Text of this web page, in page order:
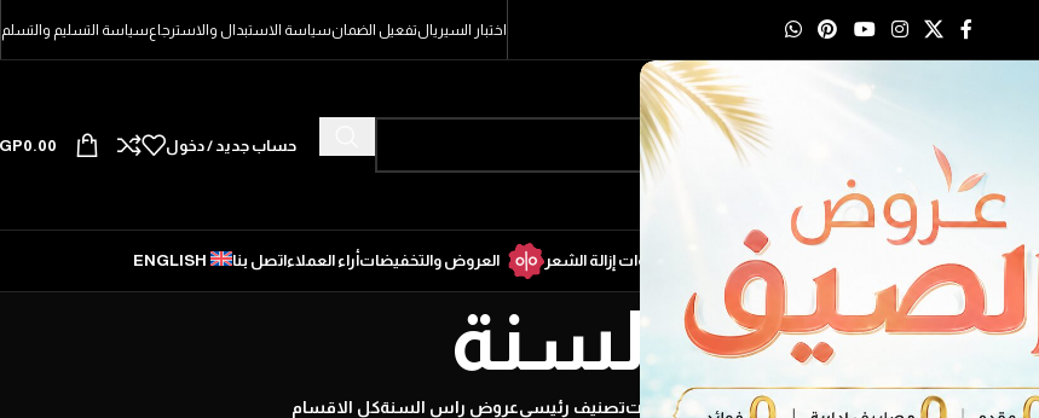
اختبار السيريالتفعيل الضمانسياسة الاستبدال والاسترجاعسياسة التسليم والتسلم
حساب جديد / دخول 0.00
أدوات فرد الشعر أدوات تمويج الشعر ادوات إزالة الشعر العروض والتخفيضاتأراء العملاءاتصل بنا ENGLISH
راس السنة
تجفيف الشعر ادوات فرد الشعر العروض والتخفيضاتتصنيف رئيسىعروض راس السنةكل الاقسام